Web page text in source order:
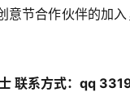
意节合作伙伴的加
联系方式：qq